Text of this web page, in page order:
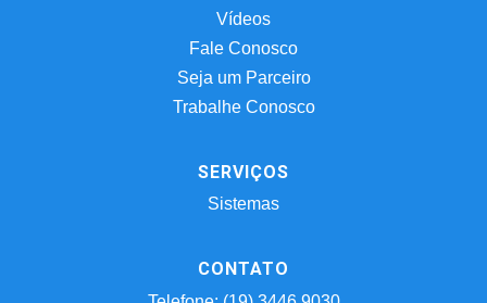
Vídeos
Fale Conosco
Seja um Parceiro
Trabalhe Conosco
SERVIÇOS
Sistemas
CONTATO